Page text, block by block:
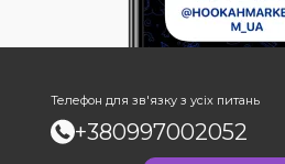
Телефон для зв'язку з усіх питань
+380997002052